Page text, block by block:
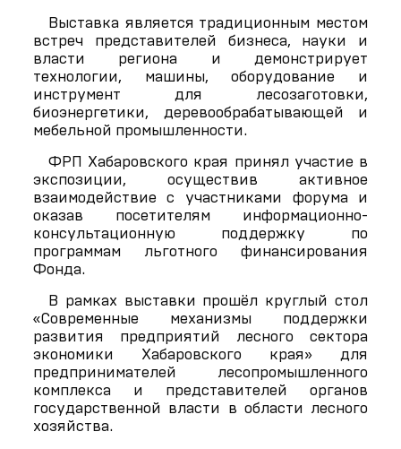
Выставка является традиционным местом
встреч представителей бизнеса, науки и
власти региона и демонстрирует
технологии, машины, оборудование и
инструмент для лесозаготовки,
биоэнергетики, деревообрабатывающей и
мебельной промышленности.
ФРП Хабаровского края принял участие в
экспозиции, осуществив активное
взаимодействие с участниками форума и
оказав посетителям информационно-
консультационную поддержку по
программам льготного финансирования
Фонда.
В рамках выставки прошёл круглый стол
«Современные механизмы поддержки
развития предприятий лесного сектора
экономики Хабаровского края» для
предпринимателей лесопромышленного
комплекса и представителей органов
государственной власти в области лесного
хозяйства.